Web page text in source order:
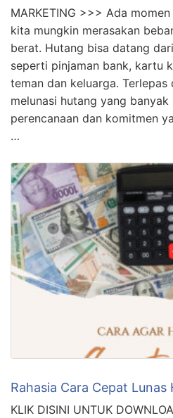
MARKETING >>> Ada
kita mungkin merasakan
berat. Hutang bisa datang
seperti pinjaman bank, kartu
teman dan keluarga. Terlepas
melunasi hutang yang banyak
perencanaan dan komitmen
…
Rahasia Cara Cepat
KLIK DISINI UNTUK